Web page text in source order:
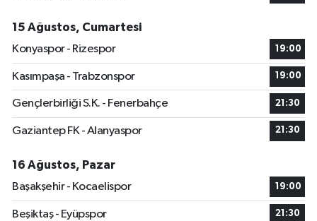
15 Ağustos, Cumartesi
Konyaspor - Rizespor
19:00
Kasımpaşa - Trabzonspor 19:00
Gençlerbirliği S.K. - Fenerbahçe 21:30
Gaziantep FK - Alanyaspor 21:30
16 Ağustos, Pazar
Başakşehir - Kocaelispor
19:00
Beşiktaş - Eyüpspor 21:30